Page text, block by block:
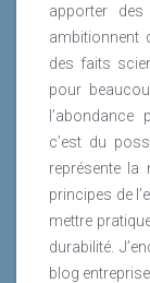
apporter
ambitionnent
des faits
pour
l’abondance
c’est du
représente la
principes de
mettre
durabilité.
blog